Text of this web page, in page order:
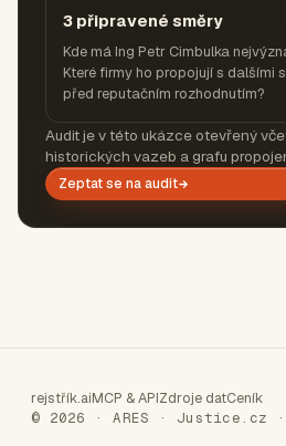
3 připravené směry
Kde má Ing Petr Cimbulka
Které firmy ho propojují s dalšími
před reputačním rozhodnutím?
Audit je v této ukázce otevřený
historických vazeb a grafu
Zeptat se na audit
rejstřík.aiMCP & APIZdroje datCeník
© 2026 · ARES · Justice.cz